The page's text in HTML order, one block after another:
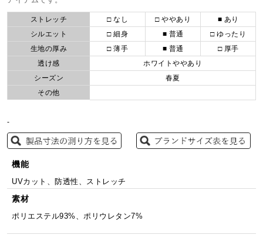
ストレッチ □ なし □ ややあり
■ あり
シルエット
□ 細身 ■ 普通
□ ゆったり
生地の厚み
□ 薄手 ■ 普通
□ 厚手
透け感
ホワイトややあり
シーズン
春夏
その他
-
機能
UVカット、防透性、ストレッチ
素材
ポリエステル93%、ポリウレタン7%